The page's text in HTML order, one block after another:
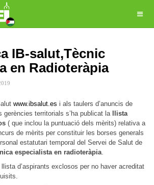
IB-salut,Tècnic
en Radioteràpia
www.ibsalut.es i als taulers d’anuncis de
gerències territorials s’ha publicat la
llista
( que inclou la puntuació dels mèrits) relativa a
de mèrits per constituir les borses generals
estatutari temporal del Servei de Salut de
especialista en radioteràpia.
d’aspirants exclosos per no haver acreditat